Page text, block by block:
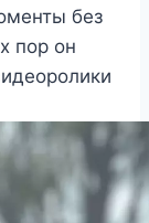
без
пор он